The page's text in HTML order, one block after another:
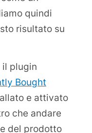
quindi
risultato su
plugin
Bought
e attivato
che andare
del prodotto